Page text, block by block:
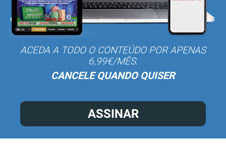
ACEDA A TODO O CONTEÚDO POR APENAS
6,99€/MÊS.
CANCELE QUANDO QUISER
ASSINAR